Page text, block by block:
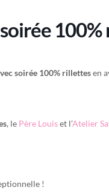
soirée 100% rillettesen
, le Père Louiset l’Atelier
!